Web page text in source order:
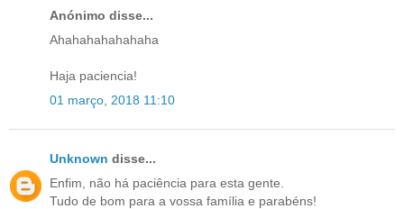
Anónimo disse...
Ahahahahahahaha
Haja paciencia!
01 março, 2018 11:10
Unknown disse...
Enfim, não há paciência para esta gente.
Tudo de bom para a vossa família e parabéns!